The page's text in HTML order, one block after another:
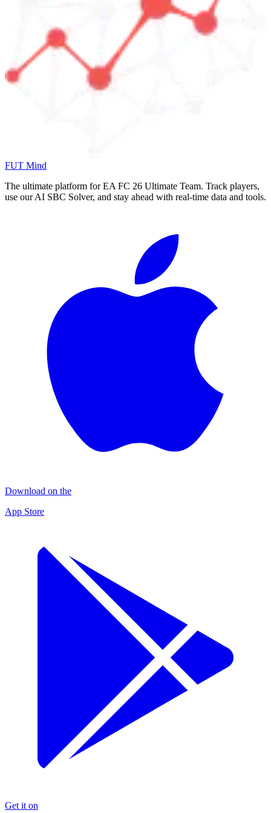
FUT Mind
The ultimate platform for EA FC 26 Ultimate Team. Track players,
use our AI SBC Solver, and stay ahead with real-time data and tools.
Download on the
App Store
Get it on